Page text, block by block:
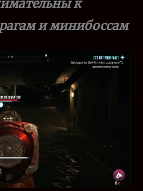
к
и минибоссам